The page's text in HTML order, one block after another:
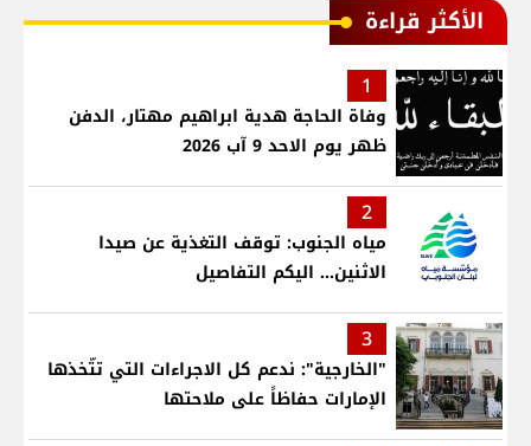
الأكثر قراءة
1
وفاة الحاجة هدية ابراهيم مهتار، الدفن
ظهر يوم الاحد 9 آب 2026
2
مياه الجنوب: توقف التغذية عن صيدا
الاثنين... اليكم التفاصيل
3
"الخارجية": ندعم كل الاجراءات التي تتّخذها
الإمارات حفاظاً على ملاحتها